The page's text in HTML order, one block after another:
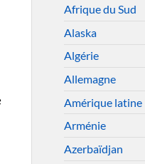
Afrique du Sud
Alaska
Algérie
Allemagne
Amérique latine
Arménie
Azerbaïdjan